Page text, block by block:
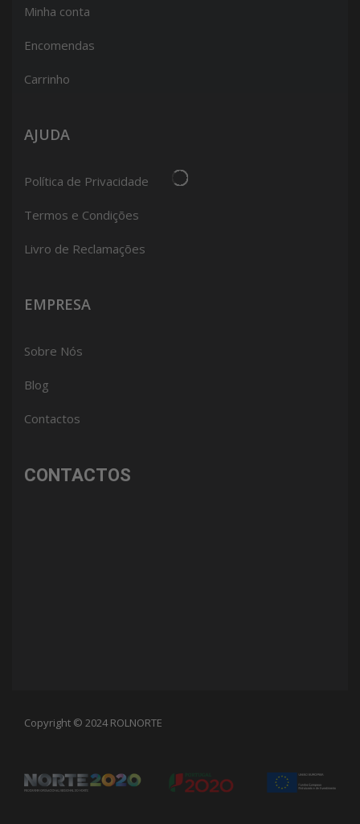
Minha conta
Encomendas
Carrinho
AJUDA
Política de Privacidade
Termos e Condições
Livro de Reclamações
EMPRESA
Sobre Nós
Blog
Contactos
CONTACTOS
Copyright © 2024 ROLNORTE